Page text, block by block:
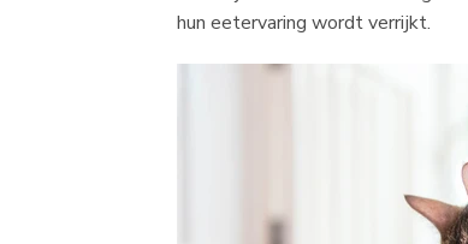
hun eetervaring wordt verrijkt.